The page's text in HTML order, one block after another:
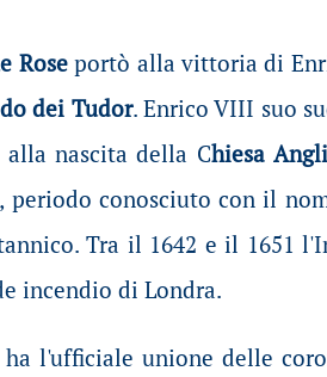
Roseportò alla vittoria di
dei Tudor. Enrico VIII suo
nascita della Chiesa
, periodo conosciuto con il
Tra il 1642 e il 1651
incendio di Londra.
l'ufficiale unione delle